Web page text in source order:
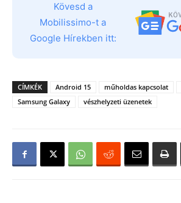
Kövesd a
Mobilissimo-t a
Google Hírekben itt:
CÍMKÉK Android 15 műholdas kapcsolat
Samsung Galaxy
vészhelyzeti üzenetek